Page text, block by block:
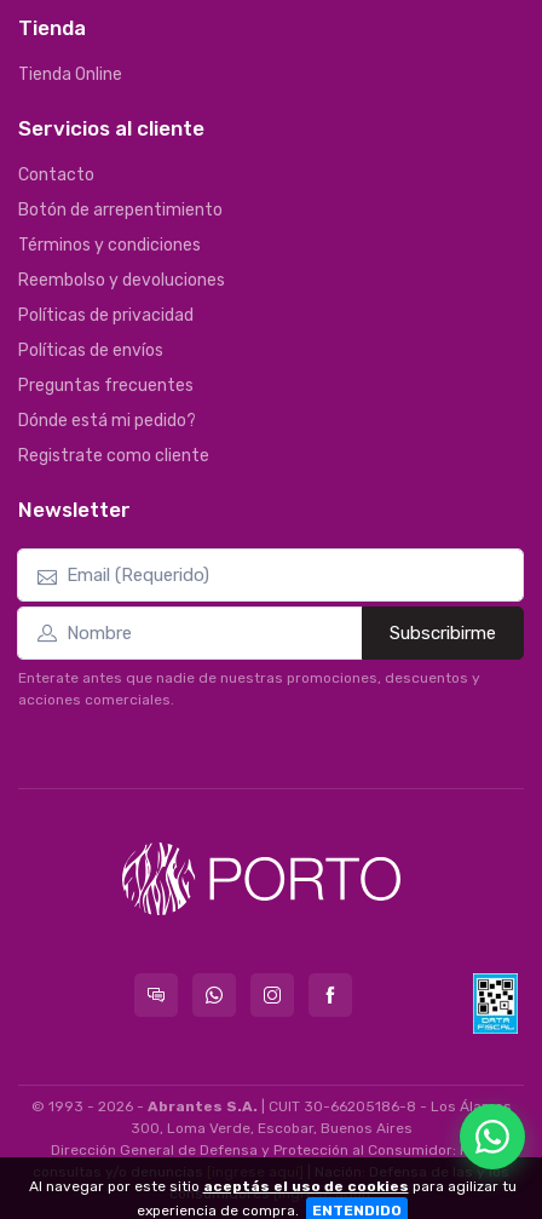
Tienda
Tienda Online
Servicios al cliente
Contacto
Botón de arrepentimiento
Términos y condiciones
Reembolso y devoluciones
Políticas de privacidad
Políticas de envíos
Preguntas frecuentes
Dónde está mi pedido?
Registrate como cliente
Newsletter
Subscribirme
Enterate antes que nadie de nuestras promociones, descuentos y
acciones comerciales.
© 1993 - 2026 - Abrantes S.A. | CUIT 30-66205186-8 - Los Álamos
300, Loma Verde, Escobar, Buenos Aires
Dirección General de Defensa y Protección al Consumidor: Para
consultas y/o denuncias
| Nación: Defensa de las y los
consumidores[ingrese aquí].
Al navegar por este sitio aceptás el uso de cookies para agilizar tu
experiencia de compra.
ENTENDIDO